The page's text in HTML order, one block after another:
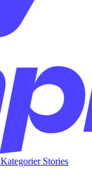
Kategorier Stories